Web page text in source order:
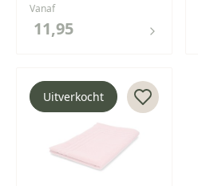
Vanaf
11,95
Uitverkocht